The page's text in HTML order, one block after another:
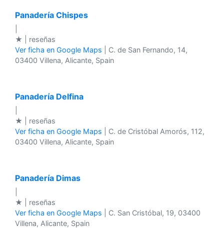
Panadería Chispes
★ | reseñas
Ver ficha en Google Maps | C. de San Fernando, 14,
03400 Villena, Alicante, Spain
Panadería Delfina
★ | reseñas
Ver ficha en Google Maps | C. de Cristóbal Amorós, 112,
03400 Villena, Alicante, Spain
Panadería Dimas
★ | reseñas
Ver ficha en Google Maps | C. San Cristóbal, 19, 03400
Villena, Alicante, Spain